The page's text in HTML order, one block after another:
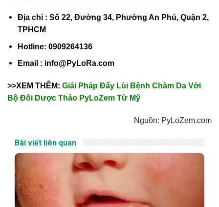
Địa chỉ : Số 22, Đường 34, Phường An Phú, Quận 2,
TPHCM
Hotline: 0909264136
Email : info@PyLoRa.com
>>XEM THÊM: Giải Pháp Đẩy Lùi Bệnh Chàm Da Với
Bộ Đôi Dược Thảo PyLoZem Từ Mỹ
Nguồn: PyLoZem.com
Bài viết liên quan